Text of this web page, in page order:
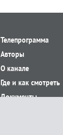
Телепрограмма
Авторы
О канале
Где и как смотреть
Документы